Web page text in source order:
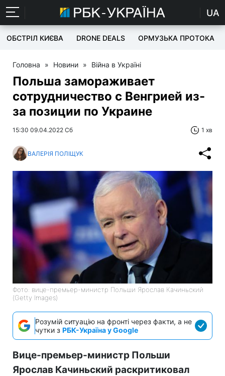
UA
ОБСТРІЛ КИЄВА DRONE DEALS ОРМУЗЬКА ПРОТОКА
Головна » Новини » Війна в Україні
Польша замораживает
сотрудничество с Венгрией из-
за позиции по Украине
15:30 09.04.2022 Сб 1 хв
ВАЛЕРІЯ ПОЛІЩУК
Фото: вице-премьер-министр Польши Ярослав Качиньский
(Getty Images)
Розумій ситуацію на фронті через факти, а не
чутки з РБК-Україна у Google
Вице-премьер-министр Польши
Ярослав Качиньский раскритиковал